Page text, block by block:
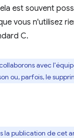
est souvent
vous n'utilisez
C.
avec
ou, parfois, le
la publication de cet